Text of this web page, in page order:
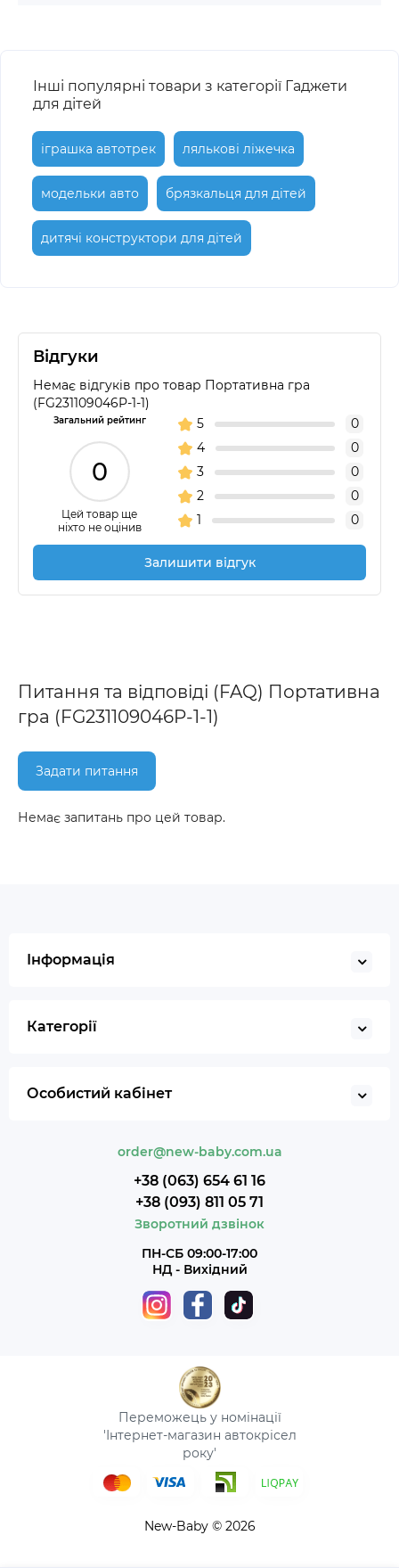
Інші популярні товари з категорії Гаджети
для дітей
іграшка автотрек лялькові ліжечка
модельки авто брязкальця для дітей
дитячі конструктори для дітей
Відгуки
Немає відгуків про товар Портативна гра
(FG231109046P-1-1)
Загальний рейтинг
0
Цей товар ще
ніхто не оцінив
5
0
4
0
3
0
2
0
1
0
Залишити відгук
Питання та відповіді (FAQ) Портативна
гра (FG231109046P-1-1)
Задати питання
Немає запитань про цей товар.
Інформація
Категорії
Особистий кабінет
order@new-baby.com.ua
+38 (063) 654 61 16
+38 (093) 811 05 71
Зворотний дзвінок
ПН-СБ 09:00-17:00
НД - Вихідний
New-Baby © 2026
Переможець у номінації
'Інтернет-магазин автокрісел
року'